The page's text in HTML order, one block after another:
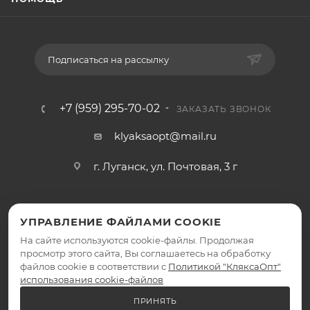
Подписаться на рассылку
+7 (959) 295-70-02 ЗАКАЗАТЬ ЗВОНОК
klyaksaopt@mail.ru
г. Луганск, ул. Почтовая, 3 г
2026 © КляксаОпт - интернет-магазин
УПРАВЛЕНИЕ ФАЙЛАМИ COOKIE
На сайте используются cookie-файлы. Продолжая
просмотр этого сайта, Вы соглашаетесь на обработку
файлов cookie в соответствии с Политикой "КляксаОпт"
использования cookie-файлов
ПРИНЯТЬ